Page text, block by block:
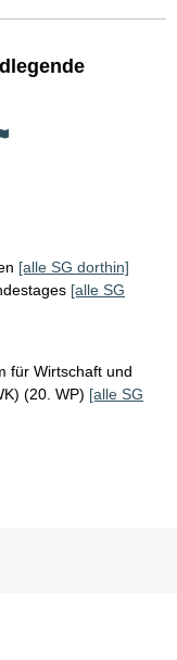
[alle SG dorthin]
[alle SG
für Wirtschaft und
(20. WP) [alle SG